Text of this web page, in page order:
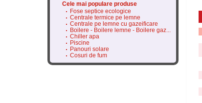
Cele mai populare produse
Fose septice ecologice
Centrale termice pe lemne
Centrale pe lemne cu gazeificare
Boilere - Boilere lemne - Boilere gaz...
Chiller apa
Piscine
Panouri solare
Cosuri de fum